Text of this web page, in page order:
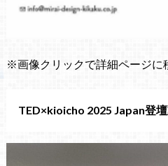
※画像クリックで詳細ページに
TED×kioicho 2025 Japan登